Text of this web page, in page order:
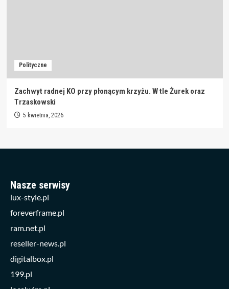
Polityczne
Zachwyt radnej KO przy płonącym krzyżu. W tle Żurek oraz
Trzaskowski
5 kwietnia, 2026
Nasze serwisy
lux-style.pl
foreverframe.pl
ram.net.pl
reseller-news.pl
digitalbox.pl
199.pl